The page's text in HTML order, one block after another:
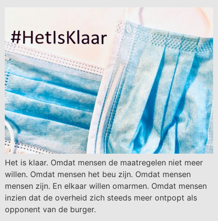
Het is klaar. Omdat mensen de maatregelen niet meer
willen. Omdat mensen het beu zijn. Omdat mensen
mensen zijn. En elkaar willen omarmen. Omdat mensen
inzien dat de overheid zich steeds meer ontpopt als
opponent van de burger.